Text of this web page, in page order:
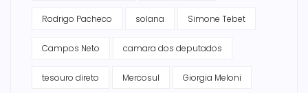
Rodrigo Pacheco solana Simone Tebet
Campos Neto camara dos deputados
tesouro direto Mercosul Giorgia Meloni